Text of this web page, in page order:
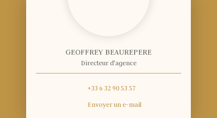
GEOFFREY BEAUREPERE
Directeur d'agence
+33 6 32 90 53 57
Envoyer un e-mail